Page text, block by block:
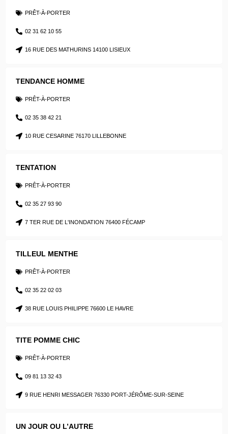
PRÊT-À-PORTER
02 31 62 10 55
16 RUE DES MATHURINS 14100 LISIEUX
TENDANCE HOMME
PRÊT-À-PORTER
02 35 38 42 21
10 RUE CESARINE 76170 LILLEBONNE
TENTATION
PRÊT-À-PORTER
02 35 27 93 90
7 TER RUE DE L'INONDATION 76400 FÉCAMP
TILLEUL MENTHE
PRÊT-À-PORTER
02 35 22 02 03
38 RUE LOUIS PHILIPPE 76600 LE HAVRE
TITE POMME CHIC
PRÊT-À-PORTER
09 81 13 32 43
9 RUE HENRI MESSAGER 76330 PORT-JÉRÔME-SUR-SEINE
UN JOUR OU L’AUTRE